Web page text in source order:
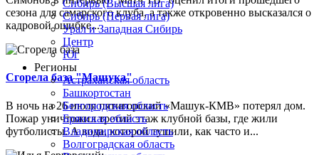
сезона для самарского клуба, а также откровенно высказался о
кадровой ошибке...
Сгорела база "Машука"
В ночь на 26 июля пятигорский «Машук-КМВ» потерял дом.
Пожар уничтожил третий этаж клубной базы, где жили
футболисты. А вода, которой тушили, как часто и...
Сибирь (Высшая лига)
Сибирь (Первая лига)
Урал и Западная Сибирь
Центр
Юг
Регионы
Астраханская область
Башкортостан
Белгородская область
Брянская область
Владимирская область
Волгоградская область